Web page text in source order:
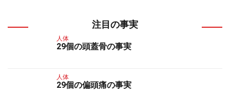
注目の事実
人体
29個の頭蓋骨の事実
人体
29個の偏頭痛の事実